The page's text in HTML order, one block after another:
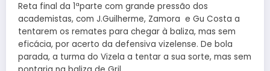
Reta final da 1ªparte com grande pressão dos
academistas, com J.Guilherme, Zamora e Gu Costa a
tentarem os remates para chegar à baliza, mas sem
eficácia, por acerto da defensiva vizelense. De bola
parada, a turma do Vizela a tentar a sua sorte, mas sem